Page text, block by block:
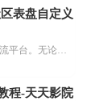
表盘自定义
米坛社区是专为钟表爱好者打造的交流平台。无论你是初涉钟表领域的普通爱好者，还是拥有多年收藏经验的资深玩家，都能在此找到属于自己的天地。 无需注册，就能轻松参与其中。通过专业的讨论论坛与丰富的交互功能，你可与世界各地的钟表爱好者畅快交流。若你钟情于钟表，米坛社区无疑是值得一试的理想之选。在这里，你能获取最新的手表资讯，交流见解，提升鉴赏品味，让每一块手表都成为收藏故事中重要的一部分。感兴趣的朋友，不要错过下载机会。...
程-天天影院